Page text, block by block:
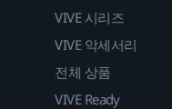
VIVE 시리즈
VIVE 악세서리
전체 상품
VIVE Ready